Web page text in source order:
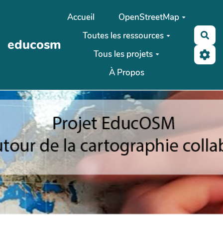
Aller au contenu principal
educosm
Accueil
OpenStreetMap
Toutes les ressources
Tous les projets
À Propos